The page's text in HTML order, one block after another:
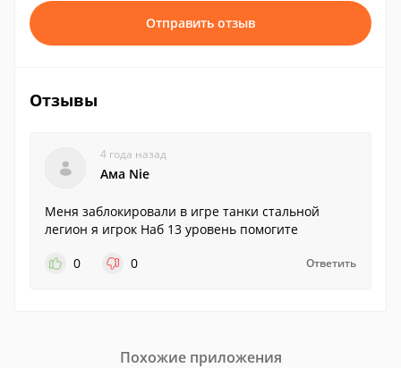
Отправить отзыв
Отзывы
4 года назад
Ама Nie
Меня заблокировали в игре танки стальной
легион я игрок Haб 13 уровень помогите
0
0 Ответить
Похожие приложения